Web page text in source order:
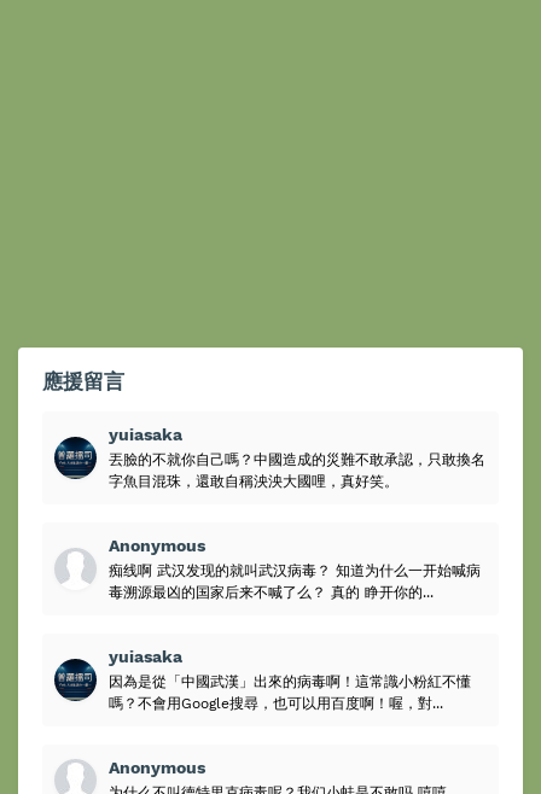
應援留言
yuiasaka
丟臉的不就你自己嗎？中國造成的災難不敢承認，只敢換名
字魚目混珠，還敢自稱泱泱大國哩，真好笑。
Anonymous
痴线啊 武汉发现的就叫武汉病毒？ 知道为什么一开始喊病
毒溯源最凶的国家后来不喊了么？ 真的 睁开你的...
yuiasaka
因為是從「中國武漢」出來的病毒啊！這常識小粉紅不懂
嗎？不會用Google搜尋，也可以用百度啊！喔，對...
Anonymous